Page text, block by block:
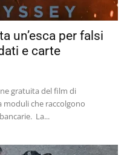
un’esca per falsi
e carte
gratuita del film di
che raccolgono
credenziali personali e informazioni bancarie. La...